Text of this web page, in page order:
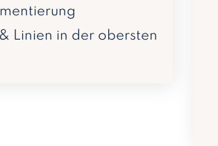
Linien in der obersten